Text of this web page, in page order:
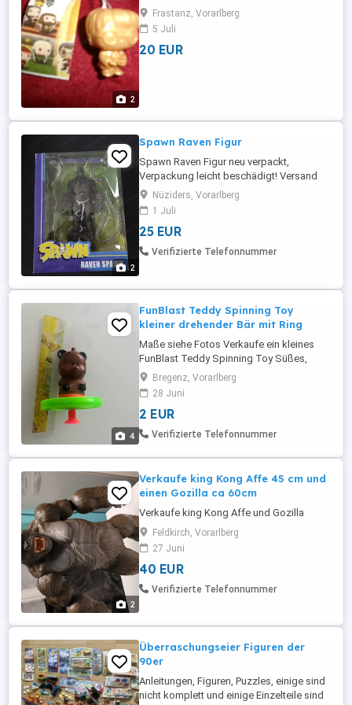
2
Frastanz, Vorarlberg
5 Juli
20 EUR
2
Spawn Raven Figur
Spawn Raven Figur neu verpackt,
Verpackung leicht beschädigt! Versand
nach Absprache möglich!
Nüziders, Vorarlberg
1 Juli
25 EUR
Verifizierte Telefonnummer
4
FunBlast Teddy Spinning Toy
kleiner drehender Bär mit Ring
Maße siehe Fotos Verkaufe ein kleines
FunBlast Teddy Spinning Toy Süßes,
drehendes Spielzeug mit Bärenfigur Der
Ring spickt bzw. dreht katapultiert sich
beim Start (siehe Fotos) Funktioniert und
ist ideal als kleines Spielzeug oder Deko
Guter Zustand, wenig benutzt Tier- und
Bregenz, Vorarlberg
28 Juni
2 EUR
Verifizierte Telefonnummer
2
Verkaufe king Kong Affe 45 cm und
einen Gozilla ca 60cm
Verkaufe king Kong Affe und Gozilla
Feldkirch, Vorarlberg
27 Juni
40 EUR
Verifizierte Telefonnummer
Überraschungseier Figuren der
90er
Anleitungen, Figuren, Puzzles, einige sind
nicht komplett und einige Einzelteile sind